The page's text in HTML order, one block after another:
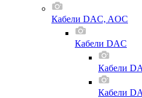
Кабели DAC, AOC
Кабели DAC
Кабели
Кабели